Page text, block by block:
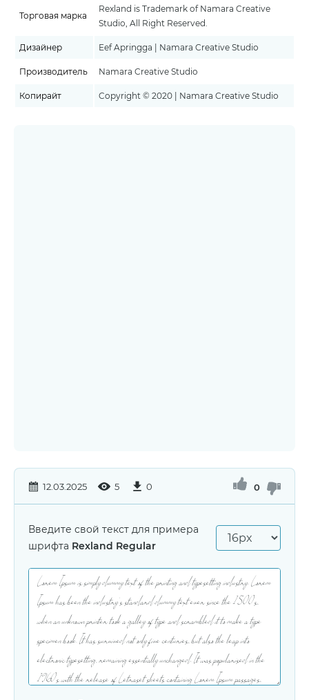
Торговая марка
Rexland is Trademark of Namara Creative
Studio, All Right Reserved.
Дизайнер Eef Apringga | Namara Creative Studio
Производитель Namara Creative Studio
Копирайт Copyright © 2020 | Namara Creative Studio
12.03.2025 5 0 0
Введите свой текст для примера
шрифта Rexland Regular